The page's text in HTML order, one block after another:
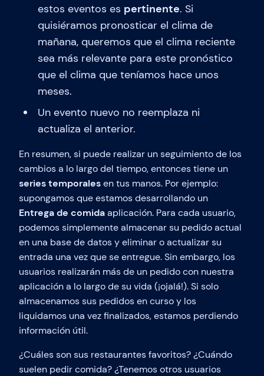
estos eventos es pertinente. Si
quisiéramos pronosticar el clima de
mañana, queremos que el clima reciente
sea más relevante para este pronóstico
que el clima que teníamos hace unos
meses.
Un evento nuevo no reemplaza ni
actualiza el anterior.
En resumen, si puede realizar un seguimiento de los
cambios a lo largo del tiempo, entonces tiene un
series temporalesen tus manos. Por ejemplo:
supongamos que estamos desarrollando un
Entrega de comidaaplicación. Para cada usuario,
podemos simplemente almacenar su pedido actual
en una base de datos y eliminar o actualizar su
entrada una vez que se entregue. Sin embargo, los
usuarios realizarán más de un pedido con nuestra
aplicación a lo largo de su vida (¡ojalá!). Si solo
almacenamos sus pedidos en curso y los
liquidamos una vez finalizados, estamos perdiendo
información útil.
¿Cuáles son sus restaurantes favoritos? ¿Cuándo
suelen pedir comida? ¿Tenemos otros usuarios